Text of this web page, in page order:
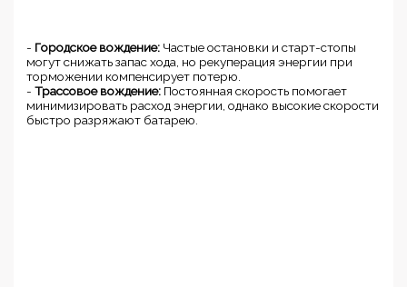
- Городское вождение: Частые остановки и старт-стопы
могут снижать запас хода, но рекуперация энергии при
торможении компенсирует потерю.
-Трассовое вождение: Постоянная скорость помогает
минимизировать расход энергии, однако высокие скорости
быстро разряжают батарею.